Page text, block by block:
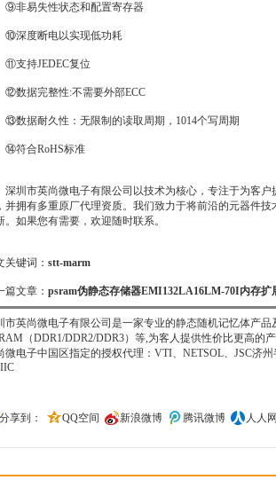
易失性状态和配置寄存器
度断电以实现低功耗
持JEDEC复位
据完整性:不需要外部ECC
据耐久性：无限制的读取周期，1014个写周期
合RoHS标准
市英尚微电子有限公司以技术为核心，专注于为客户
并拥有多重原厂代理资质。我们致力于将前沿的元器件
。如果您有需要，欢迎随时联系。
关键词： stt-marm
篇文章： psram伪静态存储器EMI132LA16LM-70I内存扩
市英尚微电子有限公司是一家专业的静态随机记忆体产
（DDR1/DDR2/DDR3）等,为客人提供性价比更高的产
微电子中国区指定的授权代理：VTI、NETSOL、JSC济
分享到： QQ空间 新浪微博 腾讯微博 人人网